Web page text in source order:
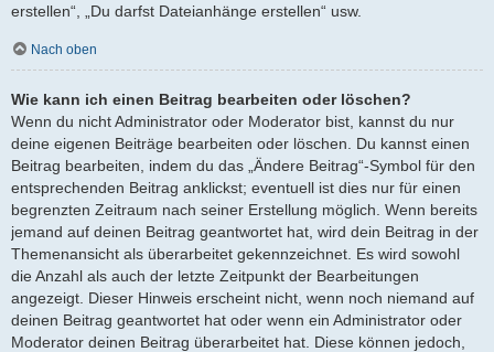
erstellen“, „Du darfst Dateianhänge erstellen“ usw.
Nach oben
Wie kann ich einen Beitrag bearbeiten oder löschen?
Wenn du nicht Administrator oder Moderator bist, kannst du nur
deine eigenen Beiträge bearbeiten oder löschen. Du kannst einen
Beitrag bearbeiten, indem du das „Ändere Beitrag“-Symbol für den
entsprechenden Beitrag anklickst; eventuell ist dies nur für einen
begrenzten Zeitraum nach seiner Erstellung möglich. Wenn bereits
jemand auf deinen Beitrag geantwortet hat, wird dein Beitrag in der
Themenansicht als überarbeitet gekennzeichnet. Es wird sowohl
die Anzahl als auch der letzte Zeitpunkt der Bearbeitungen
angezeigt. Dieser Hinweis erscheint nicht, wenn noch niemand auf
deinen Beitrag geantwortet hat oder wenn ein Administrator oder
Moderator deinen Beitrag überarbeitet hat. Diese können jedoch,